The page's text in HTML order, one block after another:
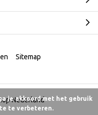
Nederland
Sitemap
je akkoord met het gebruik
te verbeteren.